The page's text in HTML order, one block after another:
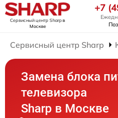
Сервисный центр Sharpв
Москве
+7
Сервисный центр Sharp
Замена блока
телевизора
Sharp в Москве